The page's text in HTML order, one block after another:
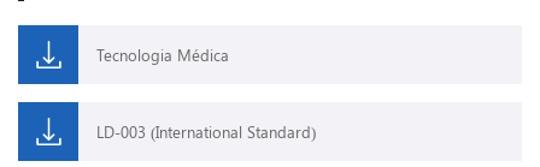
Tecnologia Médica
LD-003 (International Standard)